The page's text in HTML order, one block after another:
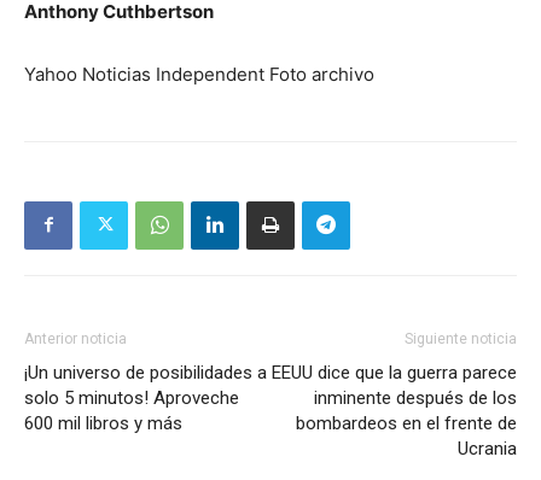
Anthony Cuthbertson
Yahoo Noticias Independent Foto archivo
Anterior noticia
¡Un universo de posibilidades a
solo 5 minutos! Aproveche
600 mil libros y más
Siguiente noticia
EEUU dice que la guerra parece
inminente después de los
bombardeos en el frente de
Ucrania